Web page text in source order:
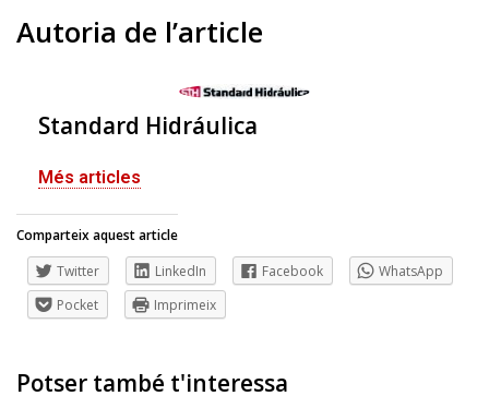
Autoria de l’article
Standard Hidráulica
Més articles
Comparteix aquest article
Twitter
LinkedIn Facebook
WhatsApp
Pocket
Imprimeix
Potser també t'interessa